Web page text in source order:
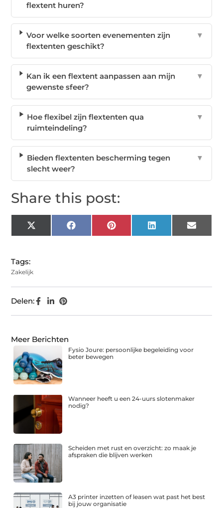
flextent huren?
Voor welke soorten evenementen zijn
flextenten geschikt?
▼
Kan ik een flextent aanpassen aan mijn
gewenste sfeer?
▼
Hoe flexibel zijn flextenten qua
ruimteindeling?
▼
Bieden flextenten bescherming tegen
slecht weer?
▼
Share this post:
X
(Twitter)
Facebook Pinterest LinkedIn Email
Tags:
Zakelijk
Delen:
Meer Berichten
Fysio Joure: persoonlijke begeleiding voor
beter bewegen
Wanneer heeft u een 24-uurs slotenmaker
nodig?
Scheiden met rust en overzicht: zo maak je
afspraken die blijven werken
A3 printer inzetten of leasen wat past het best
bij jouw organisatie